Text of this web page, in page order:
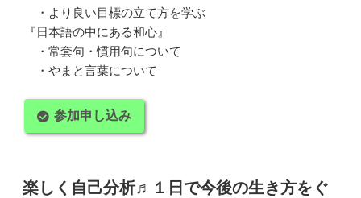
・より良い目標の立て方を学ぶ
『日本語の中にある和心』
・常套句・慣用句について
・やまと言葉について
参加申し込み
楽しく自己分析♬１日で今後の生き方をぐ